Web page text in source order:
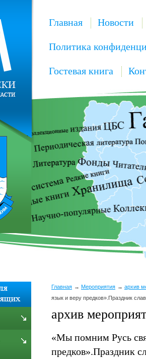
Главная Новости
Политика
Гостевая книга
Главная Мероприятия
архив
язык и веру предков».Праздник
архив
«Мы помним Русь
предков».Праздник